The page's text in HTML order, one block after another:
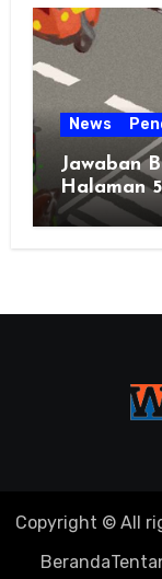
News
Jawaban
Halaman
Copyright © All
Beranda